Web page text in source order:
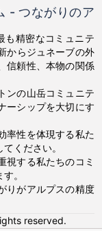
- つながりのア
も精密なコミュニテ
からジュネーブの外
信頼性、本物の関係
ンの山岳コミュニテ
ーシップを大切にす
率性を体現する私た
ください。
視する私たちのコミ
。
りがアルプスの精度
reserved.